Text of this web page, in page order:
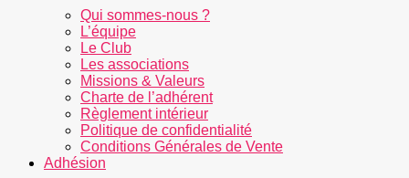
Qui sommes-nous ?
L’équipe
Le Club
Les associations
Missions & Valeurs
Charte de l’adhérent
Règlement intérieur
Politique de confidentialité
Conditions Générales de Vente
Adhésion